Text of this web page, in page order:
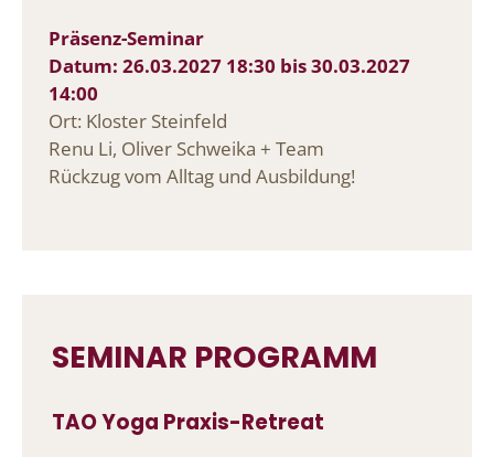
Präsenz-Seminar
Datum:26.03.2027 18:30 bis30.03.2027
14:00
Ort: Kloster Steinfeld
Renu Li, Oliver Schweika + Team
Rückzug vom Alltag und Ausbildung!
SEMINAR PROGRAMM
TAO Yoga Praxis-Retreat